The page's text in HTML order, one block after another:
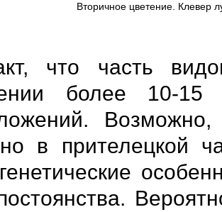
Вторичное цветение. Клевер
что часть
более 10-15
в прителецкой